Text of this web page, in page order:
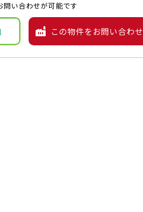
い合わせが可能です
この物件をお問い合わせ